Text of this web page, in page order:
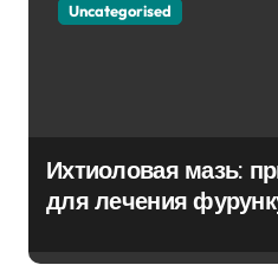
Uncategorised
Ихтиоловая мазь:
для лечения